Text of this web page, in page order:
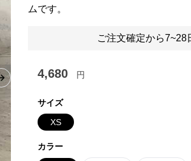
Next slide
ムです。
ご注文確定から7~28
4,680 円
サイズ
XS
カラー